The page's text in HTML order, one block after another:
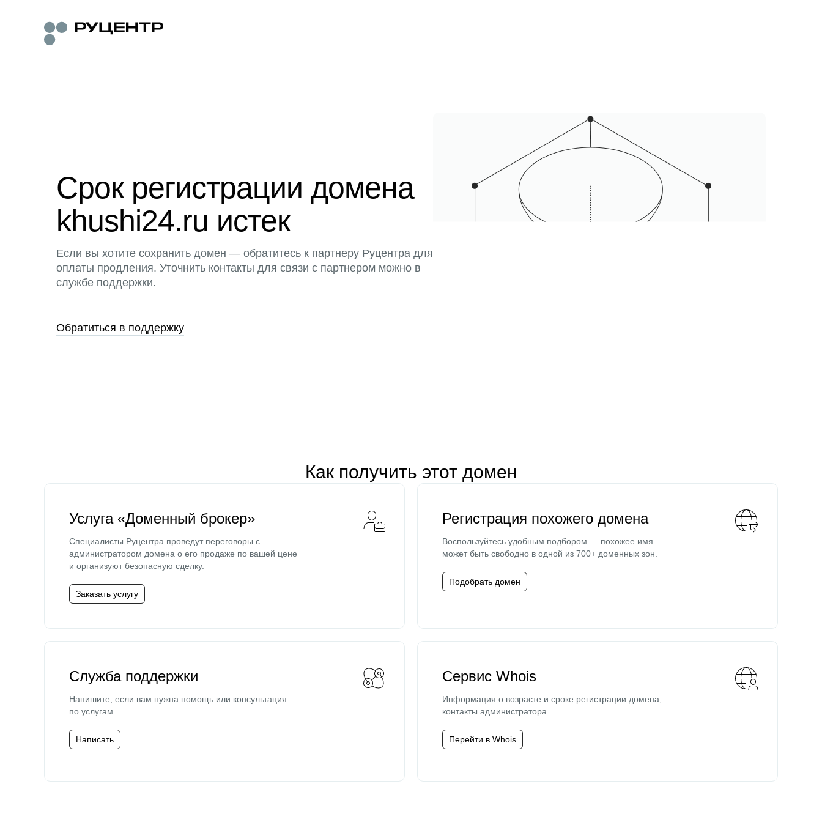
Срок регистрации домена
khushi24.ru истек
Если вы хотите сохранить домен — обратитесь к партнеру Руцентра для
оплаты продления. Уточнить контакты для связи с партнером можно в
службе поддержки.
Обратиться в поддержку
Как получить этот домен
Услуга «Доменный брокер»
Специалисты Руцентра проведут переговоры с
администратором домена о его продаже по вашей цене
и организуют безопасную сделку.
Заказать услугу
Регистрация похожего домена
Воспользуйтесь удобным подбором — похожее имя
может быть свободно в одной из 700+ доменных зон.
Подобрать домен
Служба поддержки
Напишите, если вам нужна помощь или консультация
по услугам.
Написать
Сервис Whois
Информация о возрасте и сроке регистрации домена,
контакты администратора.
Перейти в Whois